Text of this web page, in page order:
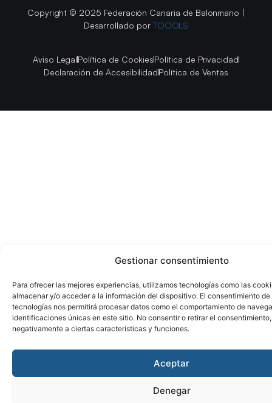
Gestionar consentimiento
Para ofrecer las mejores experiencias, utilizamos tecnologías como las
almacenar y/o acceder a la información del dispositivo. El consentimiento de
tecnologías nos permitirá procesar datos como el comportamiento de
identificaciones únicas en este sitio. No consentir o retirar el
negativamente a ciertas características y funciones.
Aceptar
Denegar
Copyright © 2025 Federación Canaria de Balonmano |
Desarrollado por TOOOLS
Aviso LegalPolítica de CookiesPolítica de Privacidad
Declaración de AccesibilidadPolítica de Ventas